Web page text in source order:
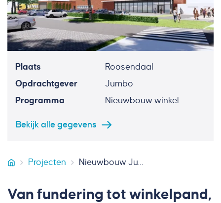
Plaats
Roosendaal
Opdrachtgever
Jumbo
Programma
Nieuwbouw winkel
Bekijk alle gegevens
VB Bouw
Projecten Nieuwbouw Jumbo Roosendaal
Van fundering tot winkelpand,